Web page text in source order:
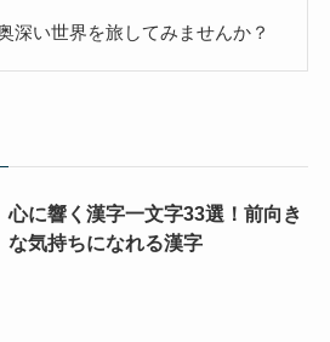
深い世界を旅してみませんか？
心に響く漢字一文字33選！前向き
な気持ちになれる漢字